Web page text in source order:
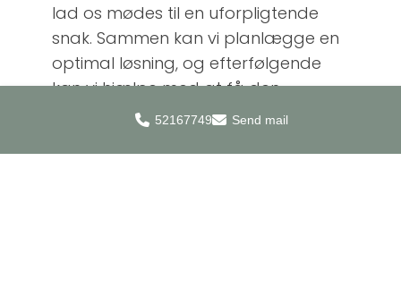
lad os mødes til en uforpligtende
snak. Sammen kan vi planlægge en
optimal løsning, og efterfølgende
kan vi hjælpe med at få den
gennemført.
VÆRKTØJER
52167749 Send mail